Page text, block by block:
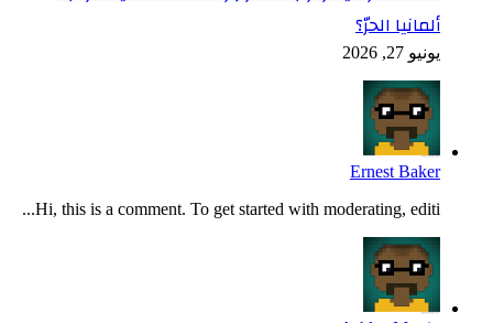
ألمانيا الحرّ؟
يونيو 27, 2026
Ernest Baker
Hi, this is a comment. To get started with moderating, editi...